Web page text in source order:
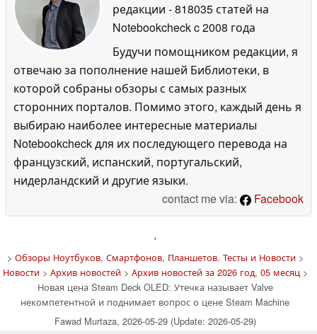
редакции - 818035 статей на
Notebookcheckc 2008 года
Будучи помощником редакции, я
отвечаю за пополнение нашей Библиотеки, в
которой собраны обзоры с самых разных
сторонних порталов. Помимо этого, каждый день я
выбираю наиболее интересные материалы
Notebookcheck для их последующего перевода на
французский, испанский, португальский,
нидерландский и другие языки.
contact me via:
Facebook
'
> Обзоры Ноутбуков, Смартфонов, Планшетов. Тесты и Новости>
Новости> Архив новостей> Архив новостей за 2026 год, 05 месяц>
Новая цена Steam Deck OLED: Утечка называет Valve
некомпетентной и поднимает вопрос о цене Steam Machine
Fawad Murtaza, 2026-05-29 (Update: 2026-05-29)